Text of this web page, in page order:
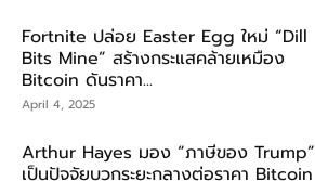
Fortnite ปล่อย Easter Egg ใหม่ “Dill
Bits Mine” สร้างกระแสคล้ายเหมือง
Bitcoin ดันราคา...
April 4, 2025
Arthur Hayes มอง “ภาษีของ Trump”
เป็นปัจจัยบวกระยะกลางต่อราคา Bitcoin